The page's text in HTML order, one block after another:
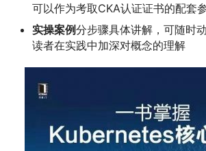
可以作为考取CKA认证证书的配套
实操案例分步骤具体讲解，可随时
读者在实践中加深对概念的理解